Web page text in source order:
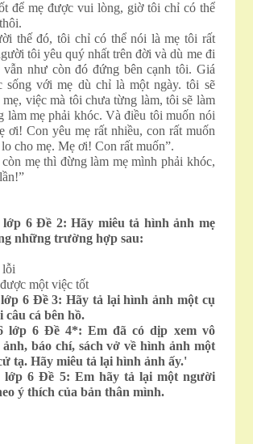
để mẹ được vui lòng, giờ tôi chỉ có thể
thế đó, tôi chỉ có thể nói là mẹ tôi rất
tôi yêu quý nhất trên đời và dù me đi
vẫn như còn đó đứng bên cạnh tôi. Giá
sống với mẹ dù chỉ là một ngày. tôi sẽ
mẹ, việc mà tôi chưa từng làm, tôi sẽ làm
làm mẹ phải khóc. Và điều tôi muốn nói
ơi! Con yêu mẹ rất nhiều, con rất muốn
cho mẹ. Mẹ ơi! Con rất muốn”.
mẹ thì đừng làm mẹ mình phải khóc,
lớp 6 Đề 2: Hãy miêu tả hình ảnh mẹ
những trường hợp sau:
lỗi
một việc tốt
6 Đề 3: Hãy tả lại hình ảnh một cụ
câu cá bên hồ.
lớp 6 Đề 4*: Em đã có dịp xem vô
báo chí, sách vở về hình ảnh một
tạ. Hãy miêu tả lại hình ảnh ấy.'
lớp 6 Đề 5: Em hãy tả lại một người
ý thích của bản thân mình.